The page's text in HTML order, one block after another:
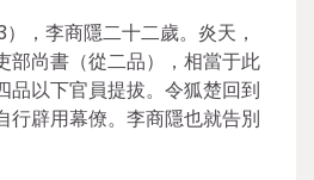
，李商隱二十二歲。炎天，
部尚書（從二品），相當于此
品以下官員提拔。令狐楚回到
行辟用幕僚。李商隱也就告別